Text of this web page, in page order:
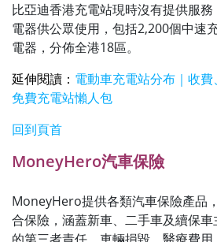
比亞迪香港充電站現時沒有提供服
電器供公眾使用，包括2,200個中速
電器，分佈全港18區。
延伸閱讀： 電動車充電站分布｜收
免費充電站懶人包
回到頁首
MoneyHero汽車保險
MoneyHero提供各類汽車保險產品
合保險，涵蓋新車、二手車及續保